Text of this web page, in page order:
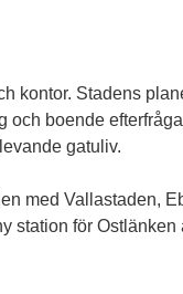
kontor. Stadens
boende
gatuliv.
med Vallastaden,
station för